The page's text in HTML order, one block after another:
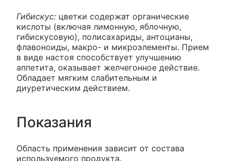
Гибискус: цветки содержат органические
кислоты (включая лимонную, яблочную,
гибискусовую), полисахариды, антоцианы,
флавоноиды, макро- и микроэлементы. Прием
в виде настоя способствует улучшению
аппетита, оказывает желчегонное действие.
Обладает мягким слабительным и
диуретическим действием.
Показания
Область применения зависит от состава
используемого продукта.